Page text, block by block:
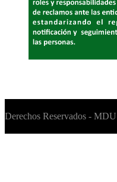
Derechos Reservados -